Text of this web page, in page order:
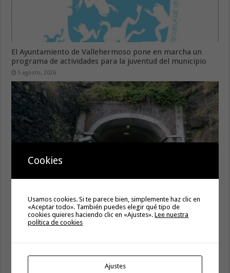
El Ayuntamiento de Vallehermoso pone en marcha un
programa de actividades para la juventud del municipio
5 agosto, 2026
Regulación puntual del tráfico en el Túnel de la Cumbre
por trabajos de limpieza
5 agosto, 2026
Cookies
Usamos cookies. Si te parece bien, simplemente haz clic en
«Aceptar todo». También puedes elegir qué tipo de
cookies quieres haciendo clic en «Ajustes».Lee nuestra
política de cookies
Ajustes